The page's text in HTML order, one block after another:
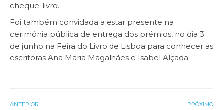
cheque-livro.
Foi também convidada a estar presente na
cerimónia pública de entrega dos prémios, no dia 3
de junho na Feira do Livro de Lisboa para conhecer as
escritoras Ana Maria Magalhães e Isabel Alçada.
ANTERIOR PRÓXIMO